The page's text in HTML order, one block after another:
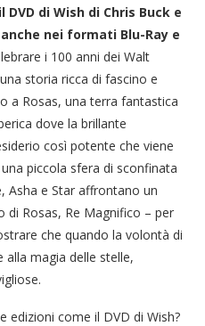
di Wish di Chris Buck e
nei formati Blu-Ray e
i 100 anni dei Walt
storia ricca di fascino e
a Rosas, una terra fantastica
dove la brillante
così potente che viene
piccola sfera di sconfinata
Asha e Star affrontano un
Rosas, Re Magnifico – per
che quando la volontà di
magia delle stelle,
edizioni come il DVD di Wish?